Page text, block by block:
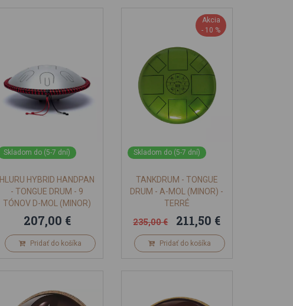
Skladom do (5-7 dní)
HLURU HYBRID HANDPAN
- TONGUE DRUM - 9
TÓNOV D-MOL (MINOR)
ŠEDÝ
207,00 €
Pridať do košíka
Akcia
- 10 %
Skladom do (5-7 dní)
TANKDRUM - TONGUE
DRUM - A-MOL (MINOR) -
TERRÉ
235,00 € 211,50 €
Pridať do košíka